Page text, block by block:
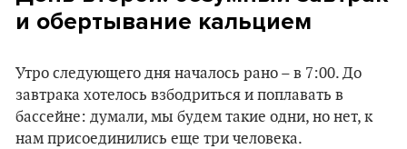
и обертывание кальцием
Утро следующего дня началось рано – в 7:00. До
завтрака хотелось взбодриться и поплавать в
бассейне: думали, мы будем такие одни, но нет, к
нам присоединились еще три человека.